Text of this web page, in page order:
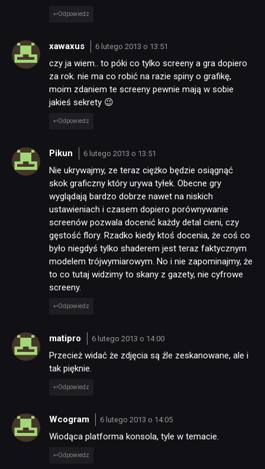
Odpowiedz
xawaxus 6 lutego 2013 o 13:51
czy ja wiem.. to póki co tylko screeny a gra dopiero
za rok. nie ma co robić na razie spiny o grafikę,
moim zdaniem te screeny pewnie mają w sobie
jakieś sekrety 😉
Odpowiedz
Pikun 6 lutego 2013 o 13:51
Nie ukrywajmy, ze teraz ciężko będzie osiągnąć
skok graficzny który urywa tyłek. Obecne gry
wyglądają bardzo dobrze nawet na niskich
ustawieniach i czasem dopiero porównywanie
screenów pozwala docenić każdy detal cieni, czy
gęstość flory. Rzadko kiedy ktoś docenia, że coś co
było niegdyś tylko shaderem jest teraz faktycznym
modelem trójwymiarowym. No i nie zapominajmy, że
to co tutaj widzimy to skany z gazety, nie cyfrowe
screeny.
Odpowiedz
matipro 6 lutego 2013 o 14:00
Przecież widać że zdjęcia są źle zeskanowane, ale i
tak pięknie.
Odpowiedz
Wcogram 6 lutego 2013 o 14:05
Wiodąca platforma konsola, tyle w temacie.
Odpowiedz